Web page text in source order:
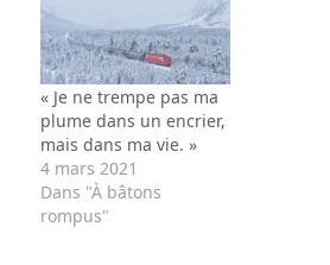
« Je ne trempe pas ma
plume dans un encrier,
mais dans ma vie. »
4 mars 2021
Dans "À bâtons
rompus"